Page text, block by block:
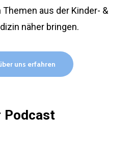
aus der Kinder- &
näher bringen.
uns erfahren
Podcast